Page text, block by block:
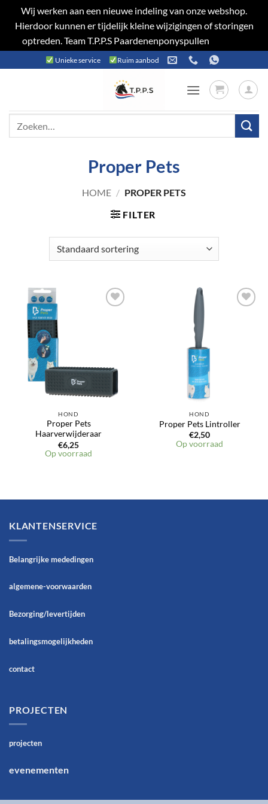
Wij werken aan een nieuwe indeling van onze webshop.
Hierdoor kunnen er tijdelijk kleine wijzigingen of storingen
optreden. Team T.P.P.S Paardenenponyspullen
naar
Unieke service Ruim aanbod
Proper Pets
HOME / PROPER PETS
FILTER
HOND
Proper Pets
Haarverwijderaar
€6,25
Op voorraad
HOND
Proper Pets Lintroller
€2,50
Op voorraad
KLANTENSERVICE
Belangrijke mededingen
algemene-voorwaarden
Bezorging/levertijden
betalingsmogelijkheden
contact
PROJECTEN
projecten
evenementen